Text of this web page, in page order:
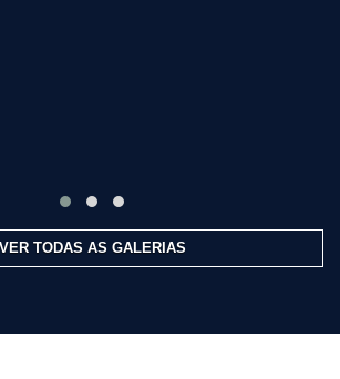
VER TODAS AS GALERIAS